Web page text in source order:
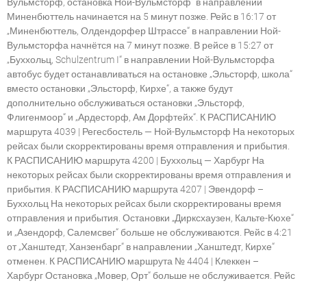
Миненбюттель начинается на 5 минут позже. Рейс в 16:17 от
„Миненбюттель, Олдендорфер Штрассе“ в направлении Ной-
Вульмсторфа начнётся на 7 минут позже. В рейсе в 15:27 от
„Буххольц, Schulzentrum I“ в направлении Ной-Вульмсторфа
автобус будет останавливаться на остановке „Эльсторф, школа“
вместо остановки „Эльсторф, Кирхе“, а также будут
дополнительно обслуживаться остановки „Эльсторф,
Флигенмоор“ и „Ардесторф, Ам Дорфтейх“. К РАСПИСАНИЮ
маршрута 4039 | Регесбостель — Ной-Вульмсторф На некоторых
рейсах были скорректированы время отправления и прибытия.
К РАСПИСАНИЮ маршрута 4200 | Буххольц — Харбург На
некоторых рейсах были скорректированы время отправления и
прибытия. К РАСПИСАНИЮ маршрута 4207 | Эвендорф –
Буххольц На некоторых рейсах были скорректированы время
отправления и прибытия. Остановки „Дирксхаузен, Кальте-Кюхе“
и „Азендорф, Салемсвег“ больше не обслуживаются. Рейс в 4:21
от „Ханштедт, Ханзенбарг“ в направлении „Ханштедт, Кирхе“
отменен. К РАСПИСАНИЮ маршрута № 4404 | Клеккен –
Харбург Остановка „Мовер, Орт“ больше не обслуживается. Рейс